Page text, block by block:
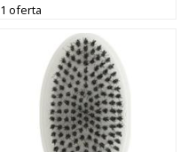
1 oferta